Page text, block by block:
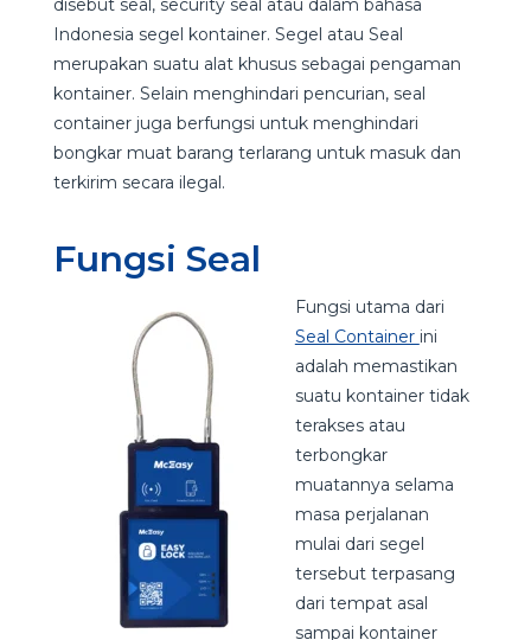
Indonesia segel kontainer. Segel atau Seal
merupakan suatu alat khusus sebagai pengaman
kontainer. Selain menghindari pencurian, seal
container juga berfungsi untuk menghindari
bongkar muat barang terlarang untuk masuk dan
terkirim secara ilegal.
Fungsi Seal
Fungsi utama dari
Seal Container ini
adalah memastikan
suatu kontainer tidak
terakses atau
terbongkar
muatannya selama
masa perjalanan
mulai dari segel
tersebut terpasang
dari tempat asal
sampai kontainer